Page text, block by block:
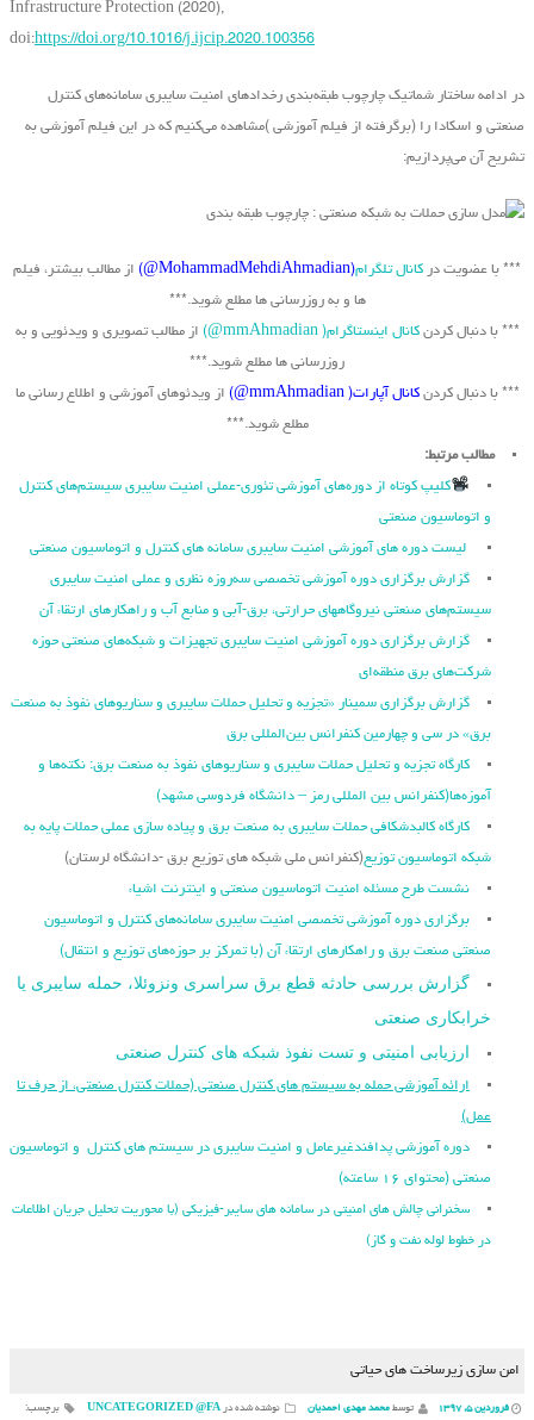
Infrastructure Protection (2020),
doi:https://doi.org/10.1016/j.ijcip.2020.100356
در ادامه ساختار شماتیک چارچوب طبقه‌بندی رخدادهای امنیت سایبری سامانه‌های کنترل
صنعتی و اسکادا را (برگرفته از فیلم آموزشی )مشاهده می‌کنیم که در این فیلم آموزشی به
تشریح آن می‌پردازیم:
*** با عضویت در کانال تلگرام(MohammadMehdiAhmadian@)
از مطالب بیشتر، فیلم
ها و به روزرسانی ها مطلع شوید.***
*** با دنبال کردنکانال اینستاگرام( mmAhmadian@)
از مطالب تصویری و ویدئویی و به
روزرسانی ها مطلع شوید.***
*** با دنبال کردن کانال آپارات( mmAhmadian@)
از ویدئوهای آموزشی و اطلاع رسانی ما
مطلع شوید.***
مطالب مرتبط:
کلیپ کوتاه از دوره‌های آموزشی تئوری-عملی امنیت سایبری سیستم‌های کنترل
و اتوماسیون صنعتی
لیست دوره های آموزشی امنیت سایبری سامانه های کنترل و اتوماسیون صنعتی
گزارش برگزاری دوره آموزشی تخصصی سه‌روزه نظری و عملی امنیت سایبری
سیستم‌های صنعتی نیروگاه‏های حرارتی، برق‏-آبی و منابع آب و راهکارهای ارتقاء آن
گزارش برگزاری دوره آموزشی امنیت سایبری تجهیزات و شبکه‌های صنعتی حوزه
شرکت‌های برق منطقه‌ای
گزارش برگزاری سمینار «تجزیه ‌و تحلیل حملات سایبری و سناریو‌های نفوذ به صنعت
برق» در سی و چهارمین کنفرانس بین‌المللی برق
کارگاه تجزیه و تحلیل حملات سایبری و سناریوهای نفوذ به صنعت برق: نکته‌ها و
آموزه‌ها(کنفرانس بین المللی رمز – دانشگاه فردوسی مشهد)
کارگاه کالبدشکافی حملات سایبری به صنعت برق و پیاده سازی عملی حملات پایه به
شبکه اتوماسیون توزیع(کنفرانس ملی شبکه های توزیع برق -دانشگاه لرستان)
نشست طرح مسئله امنیت اتوماسیون صنعتی و اینترنت اشیاء
برگزاری دوره آموزشی تخصصی امنیت سایبری سامانه‌های کنترل و اتوماسیون
صنعتی صنعت برق و راهکارهای ارتقاء آن (با تمرکز بر حوزه‌های توزیع و انتقال)
گزارش بررسی حادثه قطع برق سراسری ونزوئلا، حمله سایبری یا
خرابکاری صنعتی
ارزیابی امنیتی و تست نفوذ شبکه های کنترل صنعتی
ارائه آموزشی حمله به سیستم های کنترل صنعتی (حملات کنترل صنعتی، از حرف تا
عمل)
دوره آموزشی پدافندغیرعامل و امنیت سایبری در سیستم های کنترل و اتوماسیون
صنعتی (محتوای ۱۶ ساعته)
سخنرانی چالش های امنیتی در سامانه های سایبر-فیزیکی (با محوریت تحلیل جریان اطلاعات
در خطوط لوله نفت و گاز)
امن سازی زیرساخت های حیاتی
فروردین ۵, ۱۳۹۷ توسط محمد مهدی احمدیان نوشته شده در UNCATEGORIZED @FA
برچسب: